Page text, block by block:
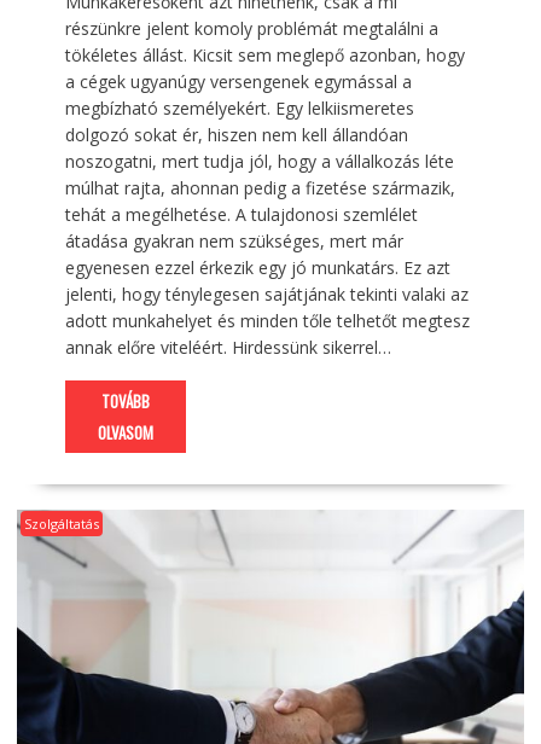
részünkre jelent komoly problémát megtalálni a
tökéletes állást. Kicsit sem meglepő azonban, hogy
a cégek ugyanúgy versengenek egymással a
megbízható személyekért. Egy lelkiismeretes
dolgozó sokat ér, hiszen nem kell állandóan
noszogatni, mert tudja jól, hogy a vállalkozás léte
múlhat rajta, ahonnan pedig a fizetése származik,
tehát a megélhetése. A tulajdonosi szemlélet
átadása gyakran nem szükséges, mert már
egyenesen ezzel érkezik egy jó munkatárs. Ez azt
jelenti, hogy ténylegesen sajátjának tekinti valaki az
adott munkahelyet és minden tőle telhetőt megtesz
annak előre viteléért. Hirdessünk sikerrel…
TOVÁBB
OLVASOM
Szolgáltatás